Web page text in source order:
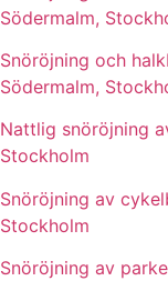
Södermalm,
Snöröjning och
Södermalm,
Nattlig snöröjning
Stockholm
Snöröjning av
Stockholm
Snöröjning av